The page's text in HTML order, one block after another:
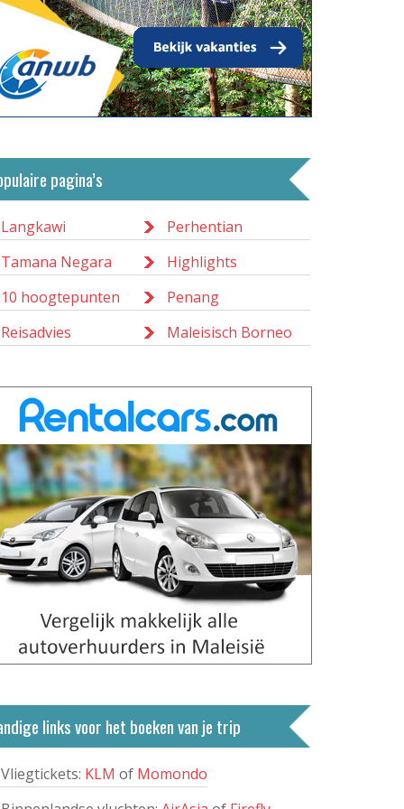
pagina’s
Langkawi
Perhentian
Tamana Negara
Highlights
10 hoogtepunten
Penang
Reisadvies
Maleisisch Borneo
links voor het boeken van je trip
Vliegtickets: KLM of Momondo